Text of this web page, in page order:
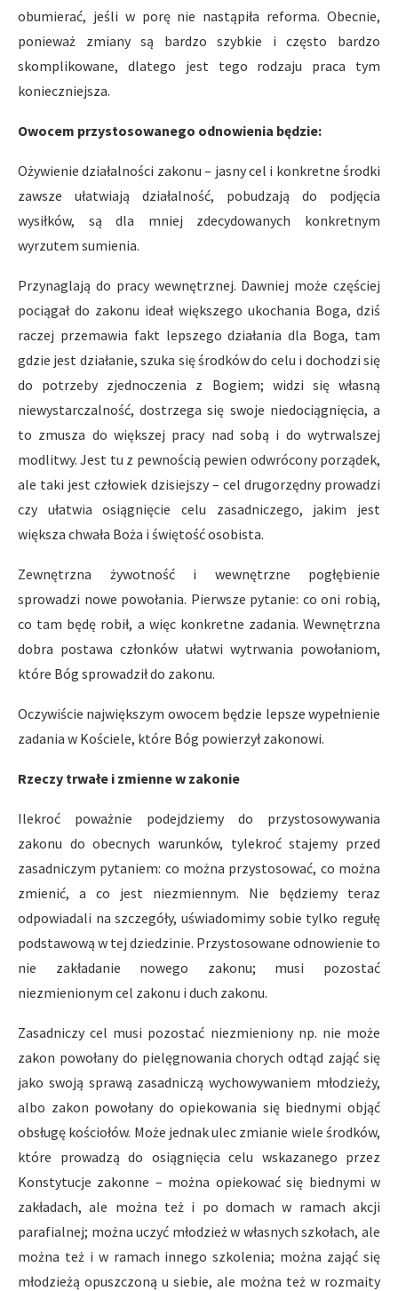
obumierać, jeśli w porę nie nastąpiła reforma. Obecnie,
ponieważ zmiany są bardzo szybkie i często bardzo
skomplikowane, dlatego jest tego rodzaju praca tym
konieczniejsza.
Owocem przystosowanego odnowienia będzie:
Ożywienie działalności zakonu – jasny cel i konkretne środki
zawsze ułatwiają działalność, pobudzają do podjęcia
wysiłków, są dla mniej zdecydowanych konkretnym
wyrzutem sumienia.
Przynaglają do pracy wewnętrznej. Dawniej może częściej
pociągał do zakonu ideał większego ukochania Boga, dziś
raczej przemawia fakt lepszego działania dla Boga, tam
gdzie jest działanie, szuka się środków do celu i dochodzi się
do potrzeby zjednoczenia z Bogiem; widzi się własną
niewystarczalność, dostrzega się swoje niedociągnięcia, a
to zmusza do większej pracy nad sobą i do wytrwalszej
modlitwy. Jest tu z pewnością pewien odwrócony porządek,
ale taki jest człowiek dzisiejszy – cel drugorzędny prowadzi
czy ułatwia osiągnięcie celu zasadniczego, jakim jest
większa chwała Boża i świętość osobista.
Zewnętrzna żywotność i wewnętrzne pogłębienie
sprowadzi nowe powołania. Pierwsze pytanie: co oni robią,
co tam będę robił, a więc konkretne zadania. Wewnętrzna
dobra postawa członków ułatwi wytrwania powołaniom,
które Bóg sprowadził do zakonu.
Oczywiście największym owocem będzie lepsze wypełnienie
zadania w Kościele, które Bóg powierzył zakonowi.
Rzeczy trwałe i zmienne w zakonie
Ilekroć poważnie podejdziemy do przystosowywania
zakonu do obecnych warunków, tylekroć stajemy przed
zasadniczym pytaniem: co można przystosować, co można
zmienić, a co jest niezmiennym. Nie będziemy teraz
odpowiadali na szczegóły, uświadomimy sobie tylko regułę
podstawową w tej dziedzinie. Przystosowane odnowienie to
nie zakładanie nowego zakonu; musi pozostać
niezmienionym cel zakonu i duch zakonu.
Zasadniczy cel musi pozostać niezmieniony np. nie może
zakon powołany do pielęgnowania chorych odtąd zająć się
jako swoją sprawą zasadniczą wychowywaniem młodzieży,
albo zakon powołany do opiekowania się biednymi objąć
obsługę kościołów. Może jednak ulec zmianie wiele środków,
które prowadzą do osiągnięcia celu wskazanego przez
Konstytucje zakonne – można opiekować się biednymi w
zakładach, ale można też i po domach w ramach akcji
parafialnej; można uczyć młodzież w własnych szkołach, ale
można też i w ramach innego szkolenia; można zająć się
młodzieżą opuszczoną u siebie, ale można też w rozmaity